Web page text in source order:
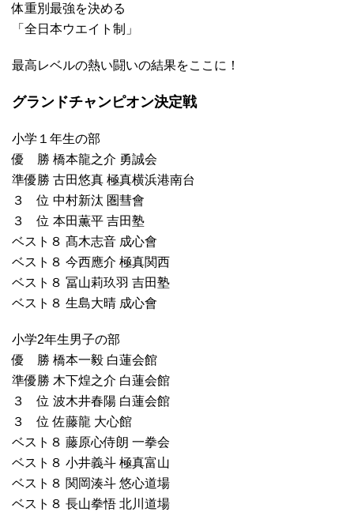
体重別最強を決める
「全日本ウエイト制」
最高レベルの熱い闘いの結果をここに！
グランドチャンピオン決定戦
小学１年生の部
優 勝 橋本龍之介 勇誠会
準優勝 古田悠真 極真横浜港南台
３ 位 中村新汰 圏彗會
３ 位 本田薫平 吉田塾
ベスト８ 髙木志音 成心會
ベスト８ 今西應介 極真関西
ベスト８ 冨山莉玖羽 吉田塾
ベスト８ 生島大晴 成心會
小学2年生男子の部
優 勝 橋本一毅 白蓮会館
準優勝 木下煌之介 白蓮会館
３ 位 波木井春陽 白蓮会館
３ 位 佐藤龍 大心館
ベスト８ 藤原心侍朗 一拳会
ベスト８ 小井義斗 極真富山
ベスト８ 関岡湊斗 悠心道場
ベスト８ 長山拳悟 北川道場